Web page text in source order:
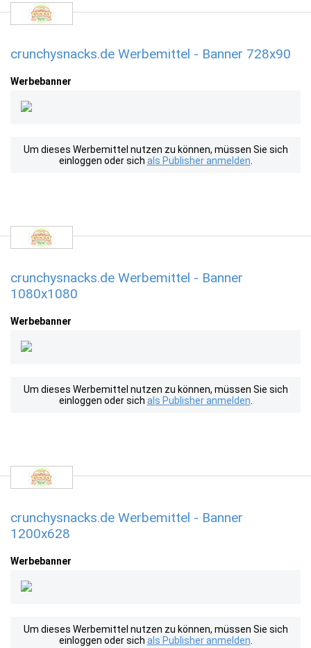
crunchysnacks.de Werbemittel - Banner 728x90
Werbebanner
Um dieses Werbemittel nutzen zu können, müssen Sie sich
einloggen oder sich als Publisher anmelden
crunchysnacks.de Werbemittel - Banner
1080x1080
Werbebanner
Um dieses Werbemittel nutzen zu können, müssen Sie sich
einloggen oder sich als Publisher anmelden
crunchysnacks.de Werbemittel - Banner
1200x628
Werbebanner
Um dieses Werbemittel nutzen zu können, müssen Sie sich
einloggen oder sich als Publisher anmelden